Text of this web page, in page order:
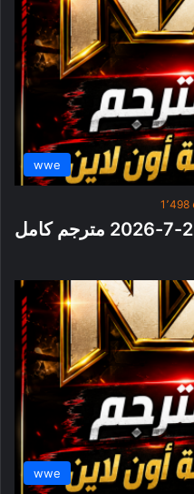
wwe
1٬498
عرض WWE NXT الأخير 22-7-2026 مترجم كامل
wwe